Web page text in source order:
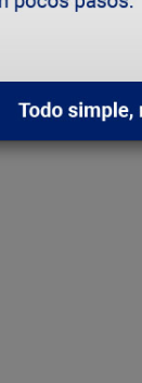
un buen
y